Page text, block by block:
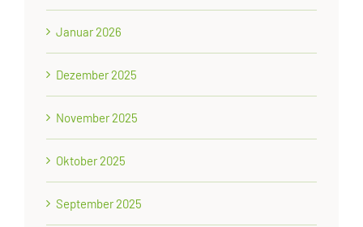
Januar 2026
Dezember 2025
November 2025
Oktober 2025
September 2025